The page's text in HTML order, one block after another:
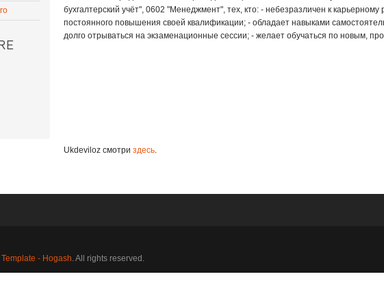
бухгалтерский учёт", 0602 "Менеджмент", тех, кто: - небезразличен к
постоянного повышения своей квалификации; - обладает навыками
долго отрываться на экзаменационные сессии; - желает обучаться по новым,
Ukdeviloz смотри здесь.
- Hogash. All rights reserved.